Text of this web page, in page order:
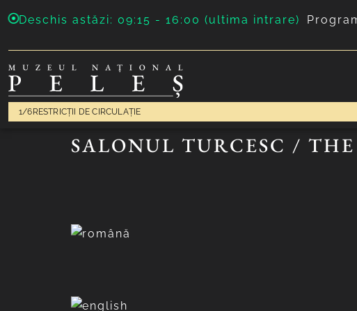
Deschis astăzi: 09:15 - 16:00 (ultima intrare)
1/6 RESTRICȚII DE CIRCULAȚIE
SALONUL TURCESC /